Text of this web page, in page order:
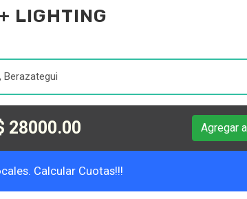
LIGHTING
Berazategui
28000.00 Agregar
Calcular Cuotas!!!